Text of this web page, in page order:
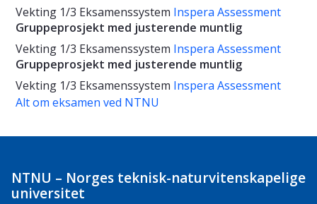
Vekting 1/3 Eksamenssystem Inspera Assessment
Gruppeprosjekt med justerende muntlig
Vekting 1/3 Eksamenssystem Inspera Assessment
Gruppeprosjekt med justerende muntlig
Vekting 1/3 Eksamenssystem Inspera Assessment
Alt om eksamen ved NTNU
NTNU – Norges teknisk-naturvitenskapelige
universitet